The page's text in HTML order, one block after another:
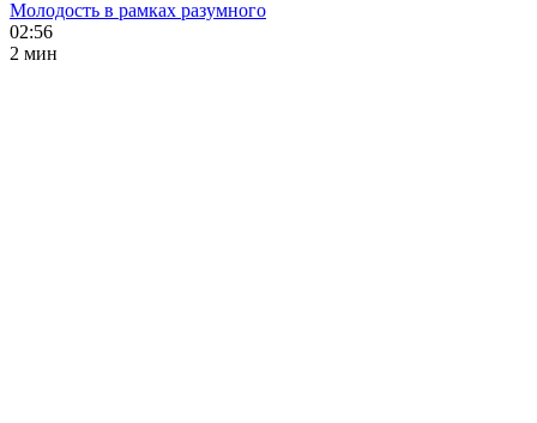
Молодость в рамках разумного
02:56
2 мин